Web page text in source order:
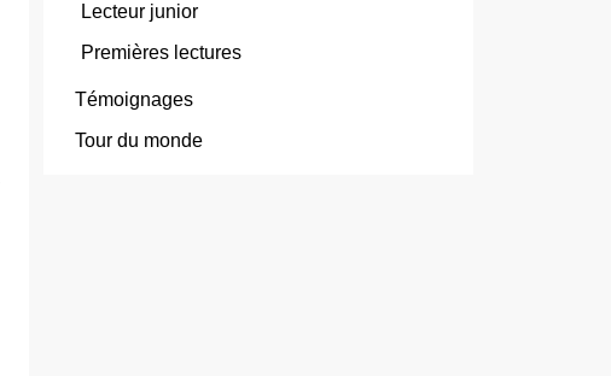
Lecteur junior
Premières lectures
Témoignages
Tour du monde